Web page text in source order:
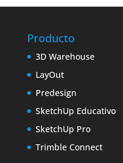
Producto
3D Warehouse
LayOut
Predesign
SketchUp Educativo
SketchUp Pro
Trimble Connect